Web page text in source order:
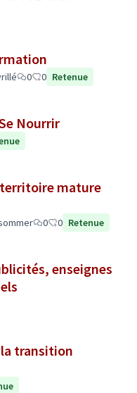
0 0 Retenue
Nourrir
mature
0 0 Retenue
enseignes
transition